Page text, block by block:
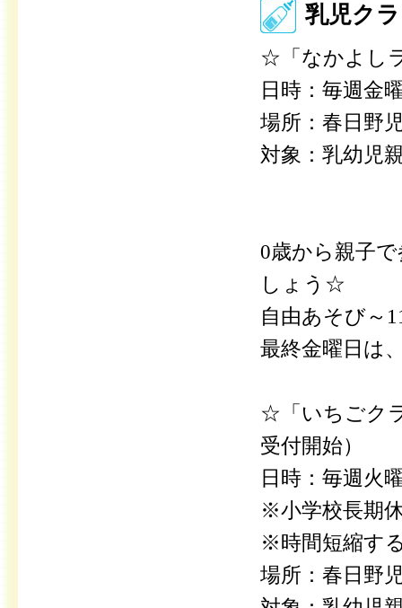
乳児ク
☆「なかよし
日時：毎週金
場所：春日野
対象：乳幼児
0歳から親子
しょう☆
自由あそび～
最終金曜日は
☆「いちごク
受付開始）
日時：毎週火
※小学校長期
※時間短縮す
場所：春日野